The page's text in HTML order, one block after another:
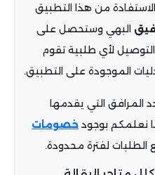
من هذا التطبيق
البهي وستحصل على
تكلفة التوصيل لأي طلبية تقوم
الموجودة على التطبيق.
المرافق التي يقدمها
نعلمكم بوجود خصومات
.